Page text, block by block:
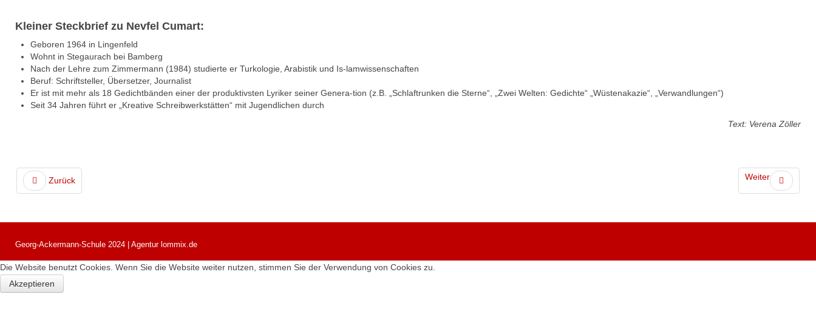
Kleiner Steckbrief zu Nevfel Cumart:
Geboren 1964 in Lingenfeld
Wohnt in Stegaurach bei Bamberg
Nach der Lehre zum Zimmermann (1984) studierte er Turkologie, Arabistik und Is-lamwissenschaften
Beruf: Schriftsteller, Übersetzer, Journalist
Er ist mit mehr als 18 Gedichtbänden einer der produktivsten Lyriker seiner Genera-tion (z.B. „Schlaftrunken die Sterne“, „Zwei Welten: Gedichte“ „Wüstenakazie“, „Verwandlungen“)
Seit 34 Jahren führt er „Kreative Schreibwerkstätten“ mit Jugendlichen durch
Text: Verena Zöller
Zurück Weiter
Georg-Ackermann-Schule 2024 | Agentur lommix.de
Die Website benutzt Cookies. Wenn Sie die Website weiter nutzen, stimmen Sie der Verwendung von Cookies zu.
Akzeptieren